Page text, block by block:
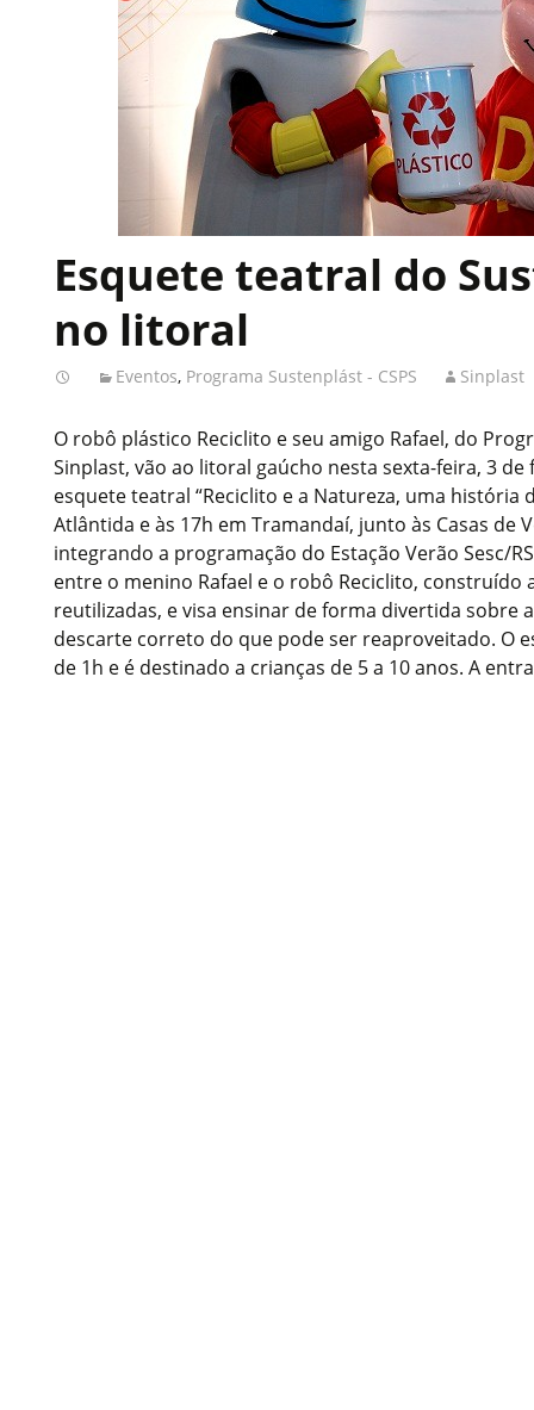
Esquete teatral do
no litoral
Eventos, Programa Sustenplást - CSPS Sinplast
O robô plástico Reciclito e seu amigo Rafael, do
Sinplast, vão ao litoral gaúcho nesta sexta-feira, 3
esquete teatral “Reciclito e a Natureza, uma história
Atlântida e às 17h em Tramandaí, junto às Casas de
integrando a programação do Estação Verão Sesc/
entre o menino Rafael e o robô Reciclito, construído
reutilizadas, e visa ensinar de forma divertida sobre
descarte correto do que pode ser reaproveitado. O
de 1h e é destinado a crianças de 5 a 10 anos. A